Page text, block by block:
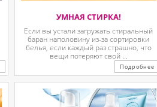
УМНАЯ СТИРКА!
Если вы устали загружать стиральный
баран наполовину из-за сортировки
белья, если каждый раз страшно, что
вещи потеряют свой ...
Подробнее